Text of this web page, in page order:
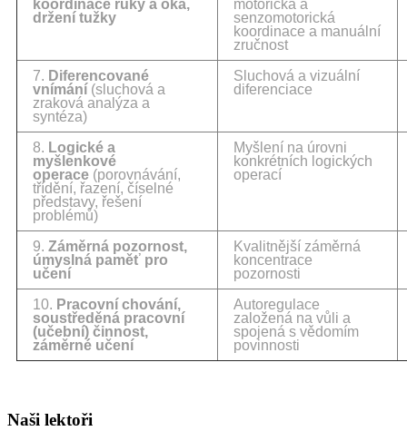
koordinace ruky a oka,
držení tužky
motorická a
senzomotorická
koordinace a manuální
zručnost
7. Diferencované
vnímání (sluchová a
zraková analýza a
syntéza)
Sluchová a vizuální
diferenciace
8. Logické a
myšlenkové
operace (porovnávání,
třídění, řazení, číselné
představy, řešení
problémů)
Myšlení na úrovni
konkrétních logických
operací
9. Záměrná pozornost,
úmyslná paměť pro
učení
Kvalitnější záměrná
koncentrace
pozornosti
10. Pracovní chování,
soustředěná pracovní
(učební) činnost,
záměrné učení
Autoregulace
založená na vůli a
spojená s vědomím
povinnosti
Naši lektoři